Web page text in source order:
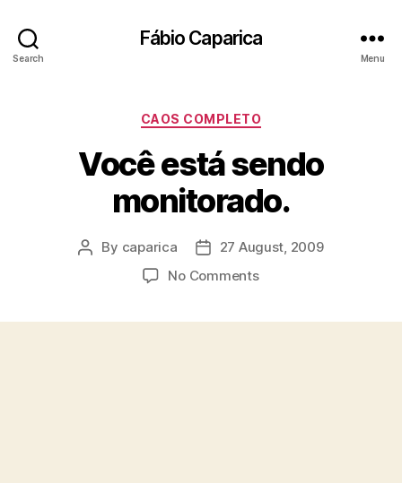
Search
Fábio Caparica
Menu
Categories
CAOS COMPLETO
Você está sendo
monitorado.
Post
By caparica
Post27 August, 2009
No Commentson